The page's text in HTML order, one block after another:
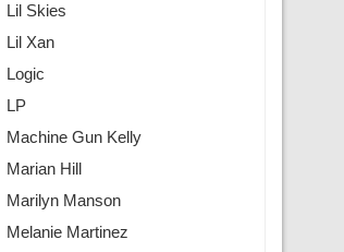
Lil Skies
Lil Xan
Logic
LP
Machine Gun Kelly
Marian Hill
Marilyn Manson
Melanie Martinez